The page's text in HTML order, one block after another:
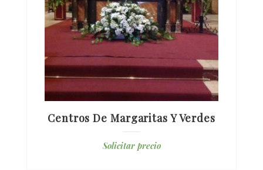
Centros De Margaritas Y Verdes
Solicitar precio